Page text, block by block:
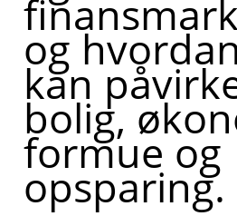
og
kan
bolig,
formue og
opsparing.